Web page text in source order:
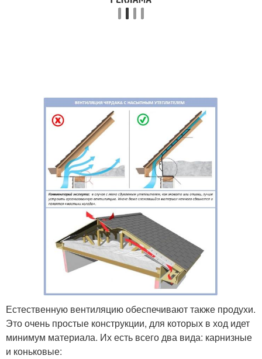
Естественную вентиляцию обеспечивают также продухи.
Это очень простые конструкции, для которых в ход идет
минимум материала. Их есть всего два вида: карнизные
и коньковые: